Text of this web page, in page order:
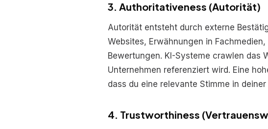
3. Authoritativeness (Autorität)
Autorität entsteht durch externe
Websites, Erwähnungen in
Bewertungen. KI-Systeme crawlen das
Unternehmen referenziert wird. Eine
dass du eine relevante Stimme in deiner
4. Trustworthiness